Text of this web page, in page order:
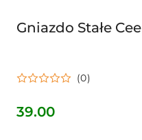
Gniazdo Stałe Cee
(0)
Cena:
39.00